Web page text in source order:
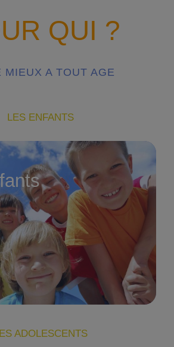
QUI ?
MIEUX A TOUT AGE
LES ENFANTS
ADOLESCENTS